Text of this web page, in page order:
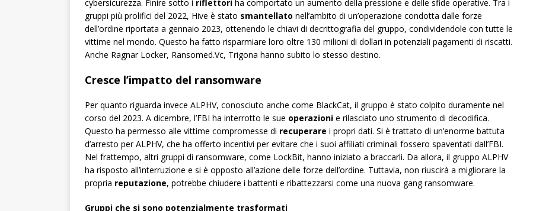
cybersicurezza. Finire sotto i riflettori ha comportato un aumento della pressione e delle sfide operative. Tra i
gruppi più prolifici del 2022, Hive è stato smantellato nell’ambito di un’operazione condotta dalle forze
dell’ordine riportata a gennaio 2023, ottenendo le chiavi di decrittografia del gruppo, condividendole con tutte le
vittime nel mondo. Questo ha fatto risparmiare loro oltre 130 milioni di dollari in potenziali pagamenti di riscatti.
Anche Ragnar Locker, Ransomed.Vc, Trigona hanno subito lo stesso destino.
Cresce l’impatto del ransomware
Per quanto riguarda invece ALPHV, conosciuto anche come BlackCat, il gruppo è stato colpito duramente nel
corso del 2023. A dicembre, l’FBI ha interrotto le sue operazioni e rilasciato uno strumento di decodifica.
Questo ha permesso alle vittime compromesse di recuperare i propri dati. Si è trattato di un’enorme battuta
d’arresto per ALPHV, che ha offerto incentivi per evitare che i suoi affiliati criminali fossero spaventati dall’FBI.
Nel frattempo, altri gruppi di ransomware, come LockBit, hanno iniziato a braccarli. Da allora, il gruppo ALPHV
ha risposto all’interruzione e si è opposto all’azione delle forze dell’ordine. Tuttavia, non riuscirà a migliorare la
propria reputazione, potrebbe chiudere i battenti e ribattezzarsi come una nuova gang ransomware.
Gruppi che si sono potenzialmente trasformati